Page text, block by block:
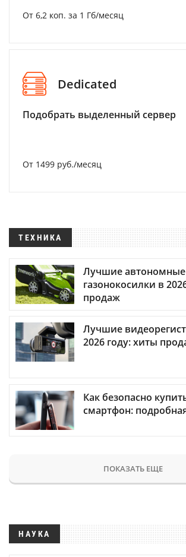
От 6,2 коп. за 1 Гб/месяц
Dedicated
Подобрать выделенный сервер
От 1499 руб./месяц
ТЕХНИКА
Лучшие автономные
газонокосилки в
продаж
Лучшие
2026 году: хиты
Как безопасно
смартфон:
ПОКАЗАТЬ ЕЩЕ
НАУКА